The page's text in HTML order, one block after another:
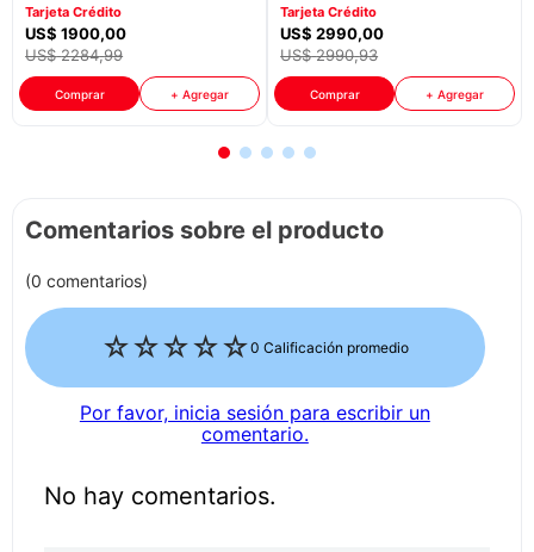
Tarjeta Crédito
US$ 1900,00
US$ 2284,99
Comprar + Agregar
Tarjeta Crédito
US$ 2990,00
US$ 2990,93
Comprar + Agregar
Comentarios sobre el producto
☆☆☆☆☆0 Calificación promedio
(0 comentarios)
Por favor, inicia sesión para escribir un
comentario.
No hay comentarios.